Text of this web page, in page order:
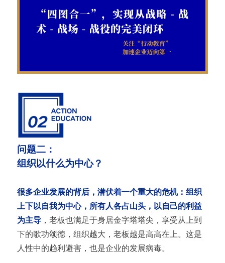
问题二：
组织以什么为中心？
很多企业发展的背后，潜伏着一个重大的危机：组织
上下以自我为中心，所有人各占山头，以自己的利益
为主导，老板也满足于身居金字塔塔尖，享受从上到
下的歌功颂德，组织越大，老板越是高高在上。这是
人性中的趋利避害，也是企业的发展病毒。